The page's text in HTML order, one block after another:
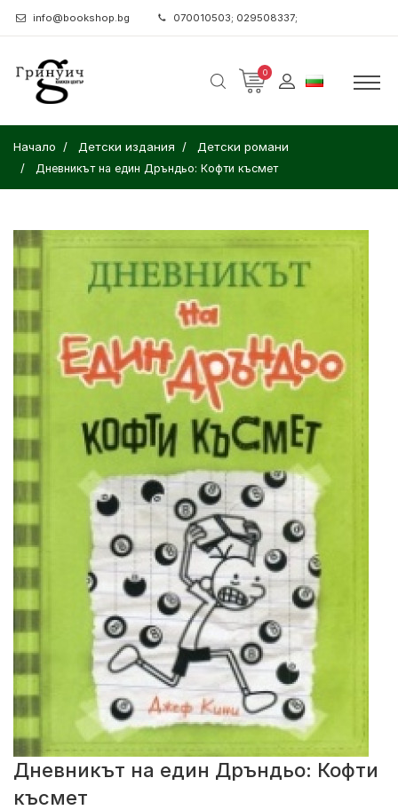
info@bookshop.bg 070010503; 029508337;
0
Начало Детски издания Детски романи
Дневникът на един Дръндьо: Кофти късмет
Дневникът на един Дръндьо: Кофти
късмет